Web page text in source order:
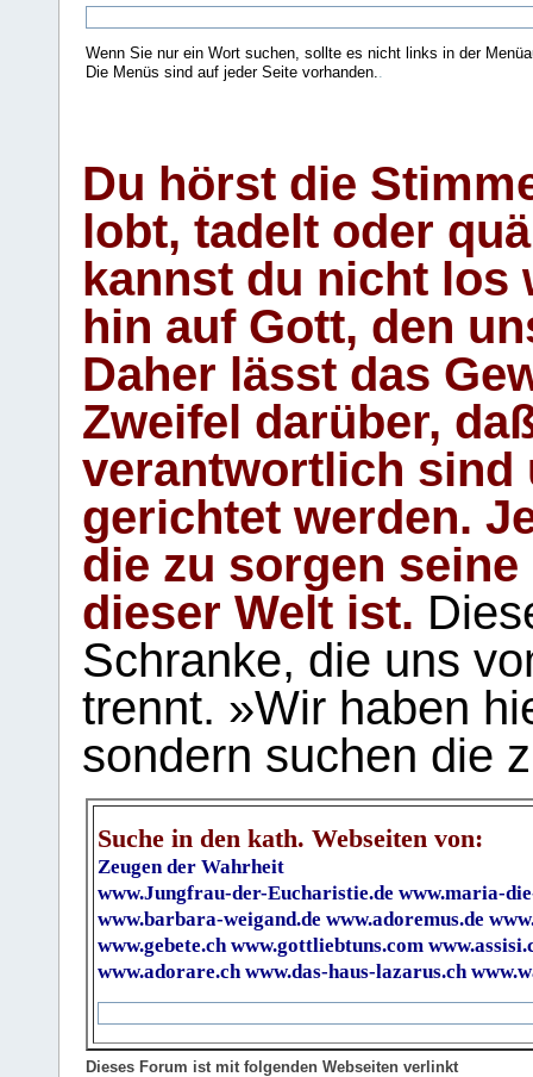
Wenn Sie nur ein Wort suchen, sollte es nicht links in der
Die Menüs sind auf jeder Seite vorhanden..
Du hörst die
lobt, tadelt oder
kannst du nicht los
hin auf Gott, den
Daher lässt das
Zweifel darüber,
verantwortlich sind
gerichtet werden.
die zu sorgen
dieser Welt ist.
Schranke, die uns
trennt. »Wir haben
sondern suchen die
Suche in den kath. Webseiten von:
Zeugen der Wahrheit
www.Jungfrau-der-Eucharistie.de www.maria-
www.barbara-weigand.de www.adoremus.de
www.gebete.ch www.gottliebtuns.com
www.adorare.ch www.das-haus-lazarus.ch
Dieses Forum ist mit folgenden Webseiten verlinkt